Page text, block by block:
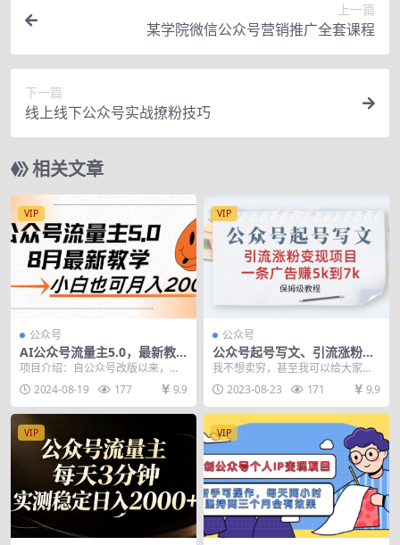
上一篇
某学院微信公众号营销推广全套课程
下一篇
线上线下公众号实战撩粉技巧
相关文章
VIP
公众号
AI公众号流量主5.0，最新教
学，小白也可日入2000+
项目介绍：自公众号改版以来，公
域流量与搜索流量的双重优势凸
显，从原来的粉丝订阅机...
2024-08-19 177 9.9
VIP
公众号
公众号起号写文、引流涨粉变
现项目，一条广告赚5k到7k，
保姆级教程
我不想卖穷，甚至我可以给大家透
个底，一条广告7000块。 真别觉得
这个价格高，因...
2023-08-23 171 9.9
VIP VIP